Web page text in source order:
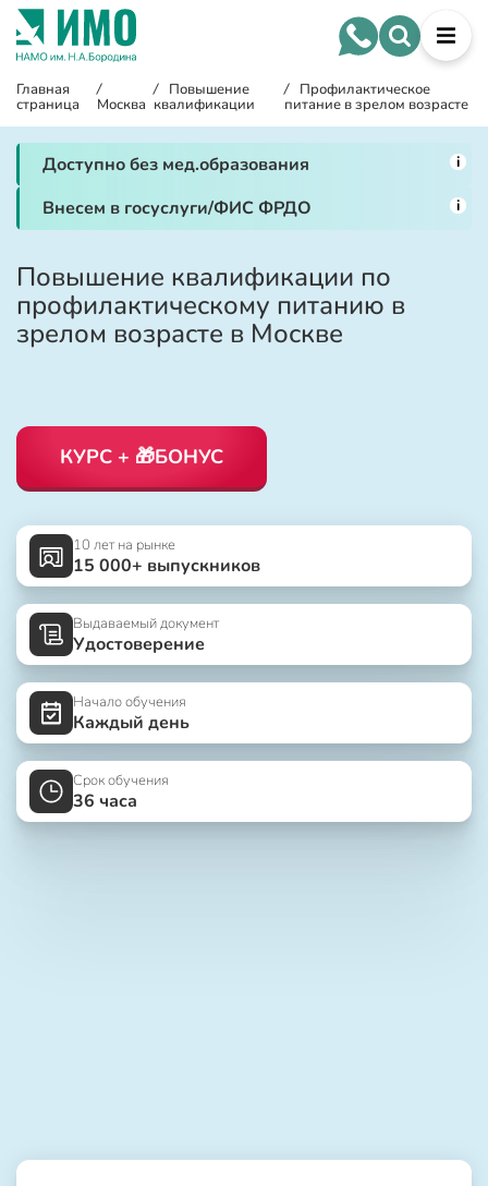
Главная
страница
/
Москва
/ Повышение
квалификации
/ Профилактическое
питание в зрелом возрасте
Доступно без мед.образования i
Внесем в госуслуги/ФИС ФРДО i
Повышение квалификации по
профилактическому питанию в
зрелом возрасте в Москве
КУРС + 🎁БОНУС
10 лет на рынке
15 000+ выпускников
Выдаваемый документ
Удостоверение
Начало обучения
Каждый день
Срок обучения
36 часа